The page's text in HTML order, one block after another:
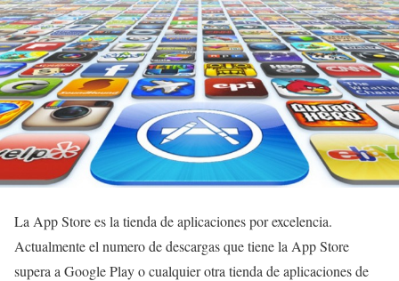
La App Store es la tienda de aplicaciones por excelencia.
Actualmente el numero de descargas que tiene la App Store
supera a Google Play o cualquier otra tienda de aplicaciones de